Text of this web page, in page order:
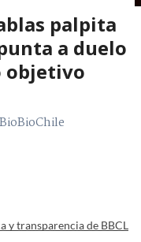
palpita
a duelo
objetivo
y transparencia de BBCL